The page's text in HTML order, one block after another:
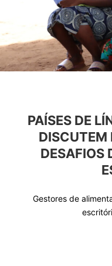
PAÍSES DE
DISCUTEM
DESAFIOS
Gestores de